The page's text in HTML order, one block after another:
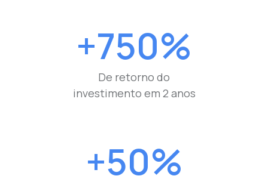
+750%
De retorno do
investimento em 2 anos
+50%